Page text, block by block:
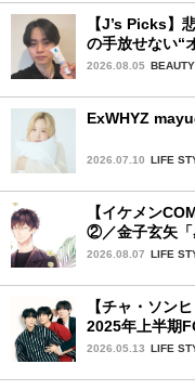
【J’s Picks】
の手放せない“
ファッション夏
2026.08.05 BEAUTY
ExWHYZ
2026.07.10 LIFE
【イケメン
②／金子玄矢「
せ〜」
2026.08.07 LIFE
【チャ・ソン
2025年上半期
韓国BLドラマ
2026.05.13 LIFE